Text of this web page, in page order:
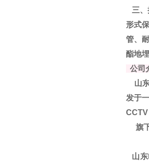
三、
形式
管、
酯地
公司
山东
发于
旗下
山东